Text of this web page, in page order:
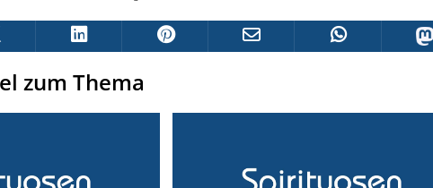
zum Thema